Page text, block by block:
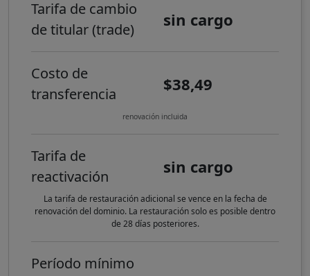
Tarifa de cambio
de titular (trade)
sin cargo
Costo de
transferencia
$38,49
renovación incluida
Tarifa de
reactivación
sin cargo
La tarifa de restauración adicional se vence en la fecha de
renovación del dominio. La restauración solo es posible dentro
de 28 días posteriores.
Período mínimo